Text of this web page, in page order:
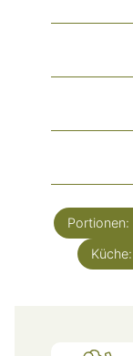
Portionen:
Küche: